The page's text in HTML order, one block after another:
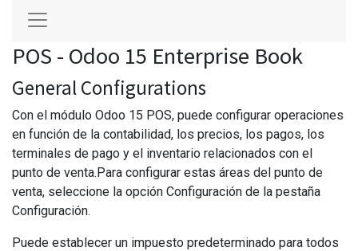
POS - Odoo 15 Enterprise Book
General Configurations
Con el módulo Odoo 15 POS, puede configurar operaciones
en función de la contabilidad, los precios, los pagos, los
terminales de pago y el inventario relacionados con el
punto de venta.Para configurar estas áreas del punto de
venta, seleccione la opción Configuración de la pestaña
Configuración.
Puede establecer un impuesto predeterminado para todos